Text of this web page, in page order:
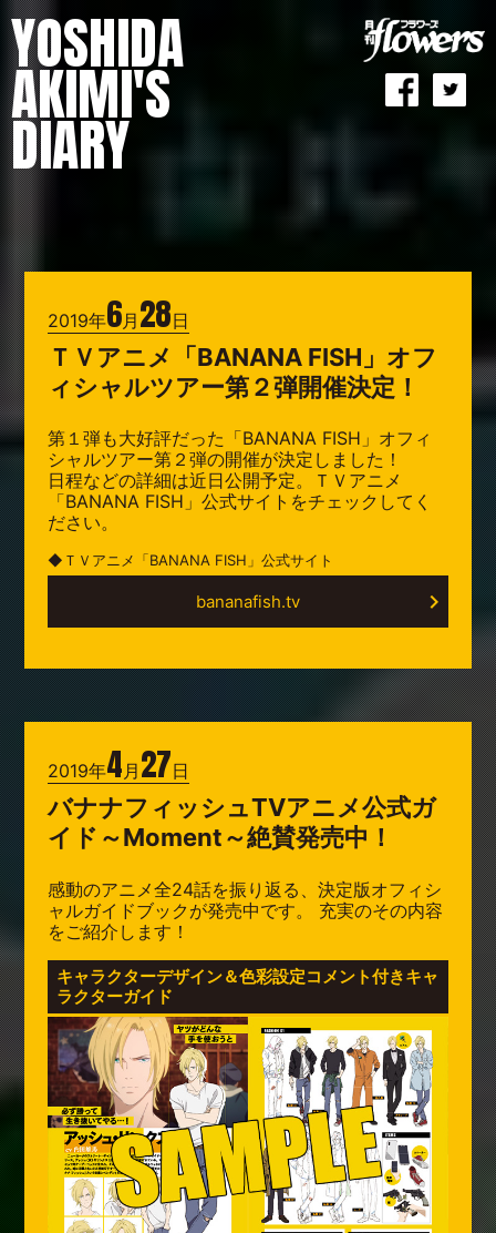
YOSHIDA
AKIMI'S
DIARY
2019年6月 28日
ＴＶアニメ「BANANA FISH」オフ
ィシャルツアー第２弾開催決定！
第１弾も大好評だった「BANANA FISH」オフィ
シャルツアー第２弾の開催が決定しました！
日程などの詳細は近日公開予定。ＴＶアニメ
「BANANA FISH」公式サイトをチェックしてく
ださい。
◆ＴＶアニメ「BANANA FISH」公式サイト
bananafish.tv
2019年4月 27日
バナナフィッシュTVアニメ公式ガ
イド～Moment～絶賛発売中！
感動のアニメ全24話を振り返る、決定版オフィシ
ャルガイドブックが発売中です。 充実のその内容
をご紹介します！
キャラクターデザイン＆色彩設定コメント付きキャ
ラクターガイド